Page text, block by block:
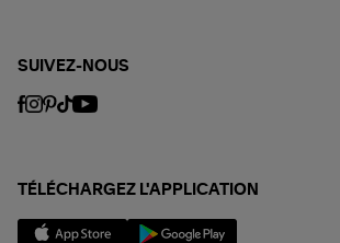
SUIVEZ-NOUS
TÉLÉCHARGEZ L'APPLICATION